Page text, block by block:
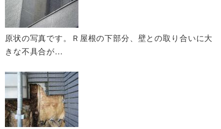
原状の写真です。Ｒ屋根の下部分、壁との取り合いに大
きな不具合が…